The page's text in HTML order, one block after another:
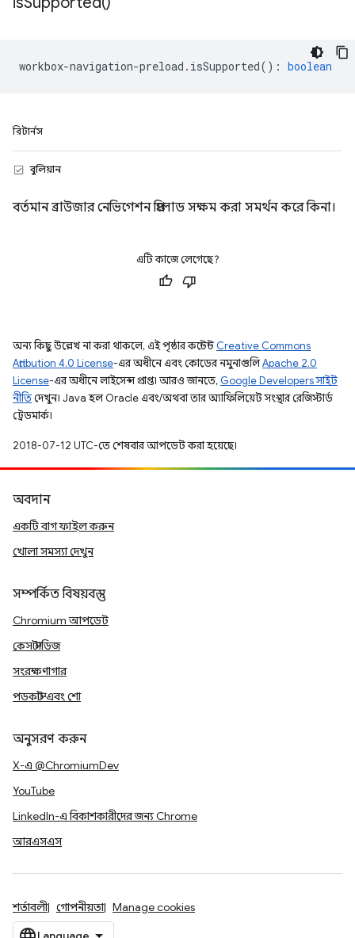
workbox-navigation-preload . isSupported() : boolean
রিটার্নস
বুলিয়ান
বর্তমান ব্রাউজার নেভিগেশন প্রিলোড সক্ষম করা সমর্থন করে কিনা।
এটি কাজে লেগেছে?
অন্য কিছু উল্লেখ না করা থাকলে, এই পৃষ্ঠার কন্টেন্ট Creative Commons
Attribution 4.0 License-এর অধীনে এবং কোডের নমুনাগুলিApache 2.0
License-এর অধীনে লাইসেন্স প্রাপ্ত। আরও জানতে, Google Developers সাইট
নীতিদেখুন। Java হল Oracle এবং/অথবা তার অ্যাফিলিয়েট সংস্থার রেজিস্টার্ড
ট্রেডমার্ক।
2018-07-12 UTC-তে শেষবার আপডেট করা হয়েছে।
অবদান
একটি বাগ ফাইল করুন
খোলা সমস্যা দেখুন
সম্পর্কিত বিষয়বস্তু
Chromium আপডেট
কেস স্টাডিজ
সংরক্ষণাগার
পডকাস্ট এবং শো
অনুসরণ করুন
X-এ @ChromiumDev
YouTube
LinkedIn-এ বিকাশকারীদের জন্য Chrome
আরএসএস
শর্তাবলী গোপনীয়তা Manage cookies